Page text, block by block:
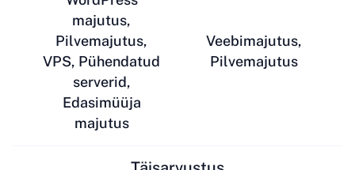
majutus,
Pilvemajutus,
VPS, Pühendatud
serverid,
Edasimüüja
majutus
Veebimajutus,
Pilvemajutus